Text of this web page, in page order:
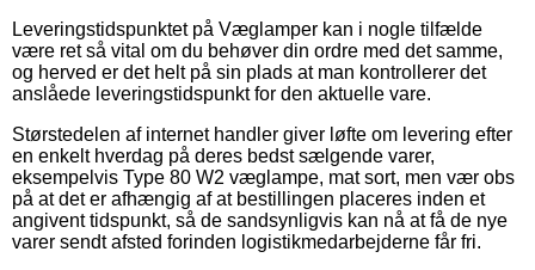
Leveringstidspunktet på Væglamper kan i nogle tilfælde
være ret så vital om du behøver din ordre med det samme,
og herved er det helt på sin plads at man kontrollerer det
anslåede leveringstidspunkt for den aktuelle vare.
Størstedelen af internet handler giver løfte om levering efter
en enkelt hverdag på deres bedst sælgende varer,
eksempelvis Type 80 W2 væglampe, mat sort, men vær obs
på at det er afhængig af at bestillingen placeres inden et
angivent tidspunkt, så de sandsynligvis kan nå at få de nye
varer sendt afsted forinden logistikmedarbejderne får fri.